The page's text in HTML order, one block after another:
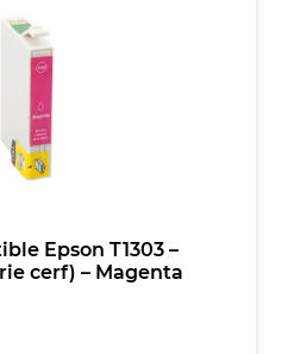
Epson T1303 –
cerf) – Magenta